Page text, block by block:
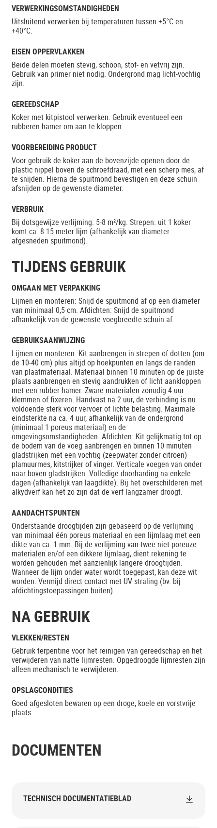
VERWERKINGSOMSTANDIGHEDEN
Uitsluitend verwerken bij temperaturen tussen +5°C en
+40°C.
EISEN OPPERVLAKKEN
Beide delen moeten stevig, schoon, stof- en vetvrij zijn.
Gebruik van primer niet nodig. Ondergrond mag licht-vochtig
zijn.
GEREEDSCHAP
Koker met kitpistool verwerken. Gebruik eventueel een
rubberen hamer om aan te kloppen.
VOORBEREIDING PRODUCT
Voor gebruik de koker aan de bovenzijde openen door de
plastic nippel boven de schroefdraad, met een scherp mes, af
te snijden. Hierna de spuitmond bevestigen en deze schuin
afsnijden op de gewenste diameter.
VERBRUIK
Bij dotsgewijze verlijming: 5-8 m²/kg. Strepen: uit 1 koker
komt ca. 8-15 meter lijm (afhankelijk van diameter
afgesneden spuitmond).
TIJDENS GEBRUIK
OMGAAN MET VERPAKKING
Lijmen en monteren: Snijd de spuitmond af op een diameter
van minimaal 0,5 cm. Afdichten: Snijd de spuitmond
afhankelijk van de gewenste voegbreedte schuin af.
GEBRUIKSAANWIJZING
Lijmen en monteren: Kit aanbrengen in strepen of dotten (om
de 10-40 cm) plus altijd op hoekpunten en langs de randen
van plaatmateriaal. Materiaal binnen 10 minuten op de juiste
plaats aanbrengen en stevig aandrukken of licht aankloppen
met een rubber hamer. Zware materialen zonodig 4 uur
klemmen of fixeren. Handvast na 2 uur, de verbinding is nu
voldoende sterk voor vervoer of lichte belasting. Maximale
eindsterkte na ca. 4 uur, afhankelijk van de ondergrond
(minimaal 1 poreus materiaal) en de
omgevingsomstandigheden. Afdichten: Kit gelijkmatig tot op
de bodem van de voeg aanbrengen en binnen 10 minuten
gladstrijken met een vochtig (zeepwater zonder citroen)
plamuurmes, kitstrijker of vinger. Verticale voegen van onder
naar boven gladstrijken. Volledige doorharding na enkele
dagen (afhankelijk van laagdikte). Bij het overschilderen met
alkydverf kan het zo zijn dat de verf langzamer droogt.
AANDACHTSPUNTEN
Onderstaande droogtijden zijn gebaseerd op de verlijming
van minimaal één poreus materiaal en een lijmlaag met een
dikte van ca. 1 mm. Bij de verlijming van twee niet-poreuze
materialen en/of een dikkere lijmlaag, dient rekening te
worden gehouden met aanzienlijk langere droogtijden.
Wanneer de lijm onder water wordt toegepast, kan deze wit
worden. Vermijd direct contact met UV straling (bv. bij
afdichtingstoepassingen buiten).
NA GEBRUIK
VLEKKEN/RESTEN
Gebruik terpentine voor het reinigen van gereedschap en het
verwijderen van natte lijmresten. Opgedroogde lijmresten zijn
alleen mechanisch te verwijderen.
OPSLAGCONDITIES
Goed afgesloten bewaren op een droge, koele en vorstvrije
plaats.
DOCUMENTEN
TECHNISCH DOCUMENTATIEBLAD